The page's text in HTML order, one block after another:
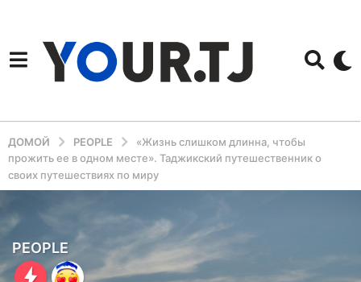
ДОМОЙ PEOPLE
«Жизнь слишком длинна, чтобы
прожить ее в одном месте». Таджикский путешественник о
своих путешествиях по миру
1
1
PEOPLE